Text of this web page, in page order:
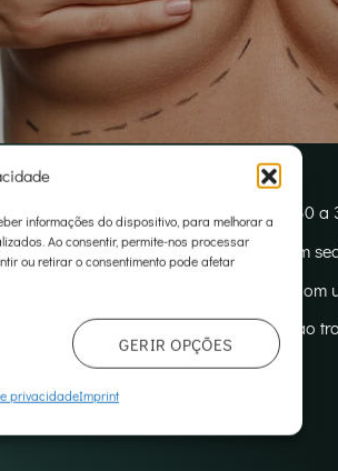
informações do dispositivo, para melhorar a
Ao consentir, permite-nos processar
ou retirar o consentimento pode afetar
GERIR OPÇÕES
privacidadeImprint
PRÁTICAS
Duração aproximada da cirurgia – 2h30 a
Tipo de anestesia – anestesia local com
Tipo de cirurgia – em ambulatório ou
Tempo de recuperação (até regressar ao
semanas